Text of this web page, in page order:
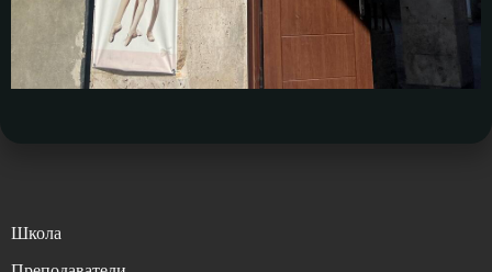
Школа